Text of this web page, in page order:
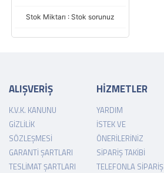
Stok Miktarı : Stok sorunuz
ALIŞVERİŞ
K.V.K. KANUNU
GIZLILIK
SÖZLEŞMESI
GARANTI ŞARTLARI
TESLIMAT ŞARTLARI
HİZMETLER
YARDIM
İSTEK VE
ÖNERILERINIZ
SIPARIŞ TAKIBI
TELEFONLA SIPARIŞ